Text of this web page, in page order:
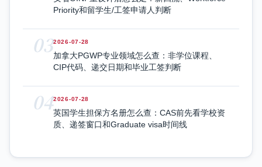
Priority和留学生/工签申请人判断
032026-07-28
加拿大PGWP专业领域怎么查：非学位课程、
CIP代码、递交日期和毕业工签判断
042026-07-28
英国学生担保方名册怎么查：CAS前先看学校资
质、递签窗口和Graduate visa时间线